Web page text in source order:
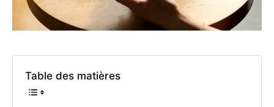
Table des matières